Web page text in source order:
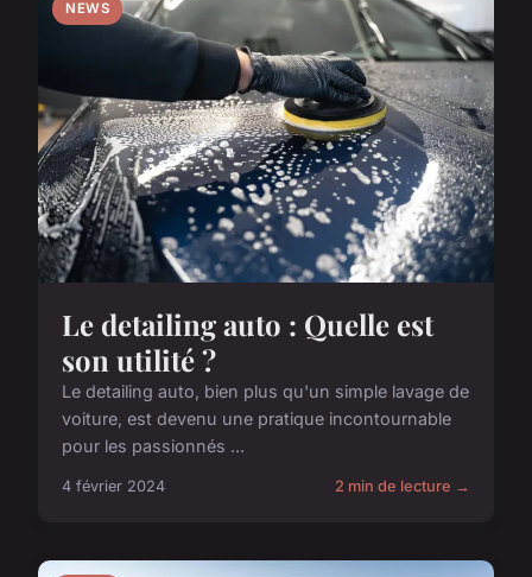
NEWS
Le detailing auto : Quelle est
son utilité ?
Le detailing auto, bien plus qu'un simple lavage de
voiture, est devenu une pratique incontournable
pour les passionnés ...
4 février 2024 2 min de lecture →